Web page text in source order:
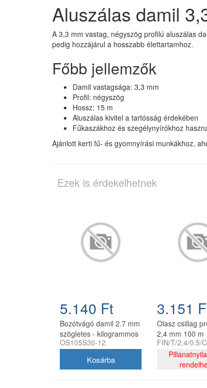
Aluszálas damil
A 3,3 mm vastag, négyszög profilú aluszálas
pedig hozzájárul a hosszabb élettartamhoz.
Főbb jellemzők
Damil vastagsága: 3,3 mm
Profil: négyszög
Hossz: 15 m
Aluszálas kivitel a tartósság érdekében
Fűkaszákhoz és szegélynyírókhoz
Ajánlott kerti fű- és gyomnyírási munkákhoz,
Ezek is érdekelhetnek
5.140 Ft
Bozótvágó damil 2.7 mm
szögletes - kilogrammos
kiszerelés
OS105S30-12
3.151
Olasz csillag
2,4 mm 100 m
FIN/T/2.4/0.5/